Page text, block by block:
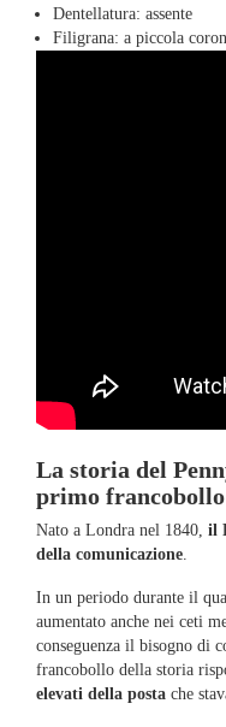
Dentellatura: assente
Filigrana: a piccola
La storia del
primo francobollo
Nato a Londra nel 1840, il
della comunicazione.
In un periodo durante il
aumentato anche nei ceti
conseguenza il bisogno di
francobollo della storia
elevati della posta che